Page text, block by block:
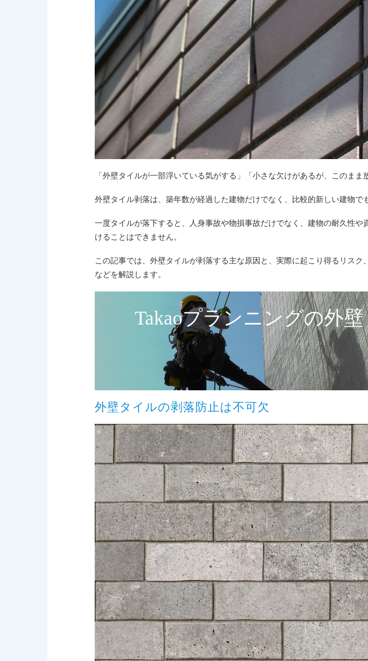
「外壁タイルが一部浮いている気がする」「小さな欠けがあるが、このま
外壁タイル剥落は、築年数が経過した建物だけでなく、比較的新しい建物で
一度タイルが落下すると、人身事故や物損事故だけでなく、建物の耐久性
けることはできません。
この記事では、外壁タイルが剥落する主な原因と、実際に起こり得るリス
などを解説します。
Takaoプランニングの外
外壁タイルの剥落防止は不可欠